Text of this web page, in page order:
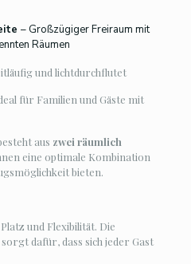
– Großzügiger Freiraum mit
Räumen
und lichtdurchflutet
für Familien und Gäste mit
aus zwei räumlich
eine optimale Kombination
bieten.
und Flexibilität. Die
dafür, dass sich jeder Gast